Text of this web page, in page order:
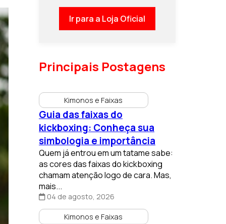
Ir para a Loja Oficial
Principais Postagens
Kimonos e Faixas
Guia das faixas do
kickboxing: Conheça sua
simbologia e importância
Quem já entrou em um tatame sabe:
as cores das faixas do kickboxing
chamam atenção logo de cara. Mas,
mais...
04 de agosto, 2026
Kimonos e Faixas